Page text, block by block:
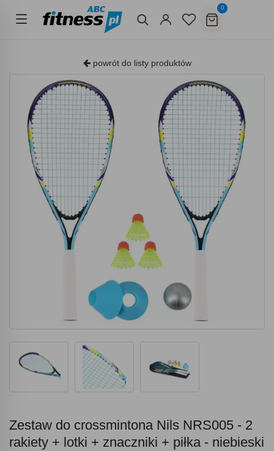
0
powrót do listy produktów
Zestaw do crossmintona Nils NRS005 - 2
rakiety + lotki + znaczniki + piłka - niebieski